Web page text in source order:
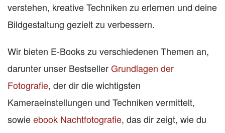
verstehen, kreative Techniken zu erlernen und deine
Bildgestaltung gezielt zu verbessern.
Wir bieten E-Books zu verschiedenen Themen an,
darunter unser BestsellerGrundlagen der
Fotografie, der dir die wichtigsten
Kameraeinstellungen und Techniken vermittelt,
sowieebook Nachtfotografie, das dir zeigt, wie du